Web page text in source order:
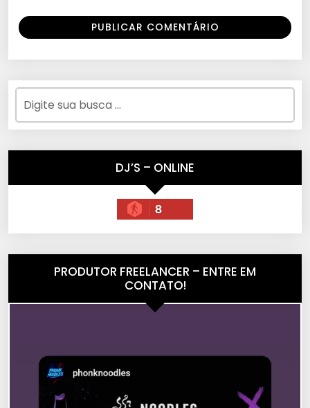
DJ’S – ONLINE
8
PRODUTOR FREELANCER – ENTRE EM
CONTATO!